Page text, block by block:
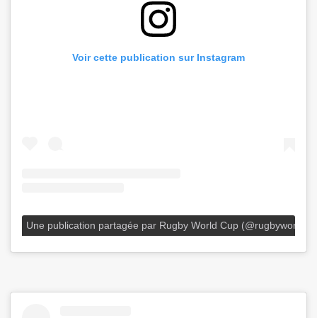
Voir cette publication sur Instagram
Une publication partagée par Rugby World Cup